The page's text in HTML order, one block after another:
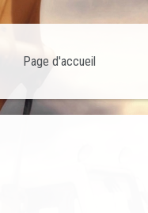
Page d'accueil